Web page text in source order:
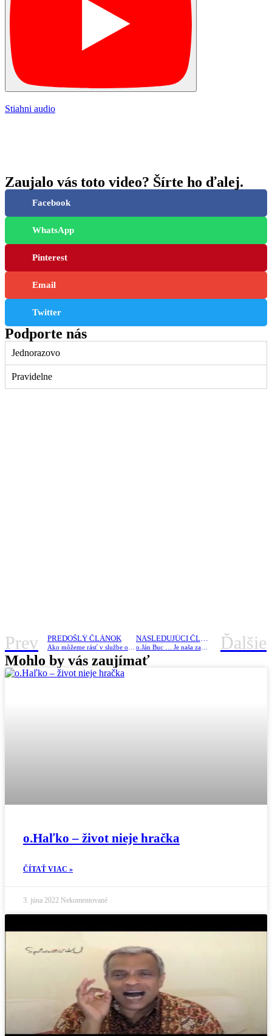
Stiahni audio
Zaujalo vás toto video? Šírte ho ďalej.
Facebook
WhatsApp
Pinterest
Email
Twitter
Podporte nás
Jednorazovo
Pravidelne
Prev PREDOŠLÝ ČLÁNOK NASLEDUJÚCI ČLÁNOK
o.Ján Buc … Je naša zameranosť na Boha na 1. mieste? Ďalšie
Mohlo by vás zaujímať
o.Haľko – život nieje hračka
ČÍTAŤ VIAC »
3. júna 2022 Nekomentované